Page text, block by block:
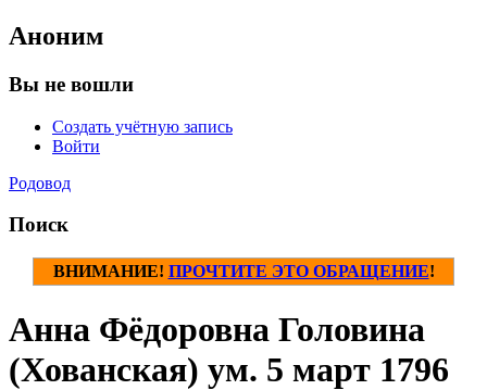
Аноним
Вы не вошли
Создать учётную запись
Войти
Родовод
Поиск
ВНИМАНИЕ! ПРОЧТИТЕ ЭТО ОБРАЩЕНИЕ!
Анна Фёдоровна Головина
(Хованская) ум. 5 март 1796